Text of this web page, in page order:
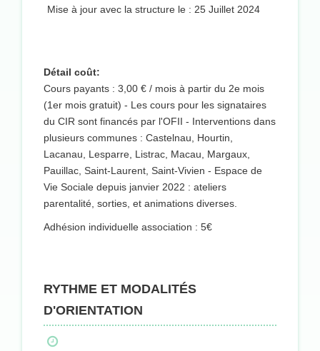
Mise à jour avec la structure le : 25 Juillet 2024
Détail coût:
Cours payants : 3,00 € / mois à partir du 2e mois
(1er mois gratuit) - Les cours pour les signataires
du CIR sont financés par l'OFII - Interventions dans
plusieurs communes : Castelnau, Hourtin,
Lacanau, Lesparre, Listrac, Macau, Margaux,
Pauillac, Saint-Laurent, Saint-Vivien - Espace de
Vie Sociale depuis janvier 2022 : ateliers
parentalité, sorties, et animations diverses.
Adhésion individuelle association : 5€
RYTHME ET MODALITÉS
D'ORIENTATION